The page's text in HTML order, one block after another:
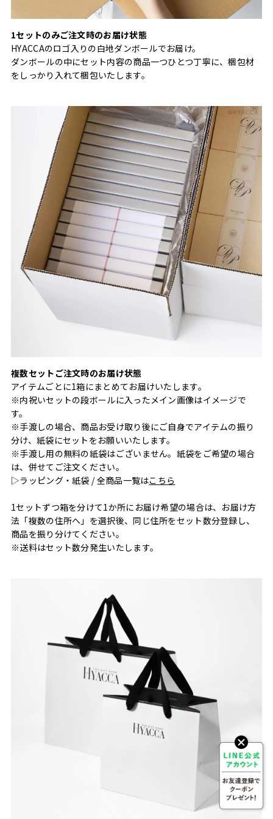
1セットのみご注文時のお届け状態
HYACCAのロゴ入りの白地ダンボールでお届け。
ダンボールの中にセット内容の商品一つひとつ丁寧に、梱包材
をしっかり入れて梱包いたします。
複数セットご注文時のお届け状態
アイテムごとに1箱にまとめてお届けいたします。
※内祝いセットの段ボールに入ったメイン画像はイメージで
す。
※手渡しの場合、商品お受け取り後にご自身でアイテムの振り
分け、紙袋にセットをお願いいたします。
※手渡し用の無料の紙袋はございません。紙袋をご希望の場合
は、併せてご注文ください。
▷ラッピング・紙袋 / 全商品一覧はこちら
1セットずつ箱を分けて1か所にお届け希望の場合は、お届け方
法「複数の住所へ」を選択後、同じ住所をセット数分登録し、
商品を振り分けてください。
※送料はセット数分発生いたします。